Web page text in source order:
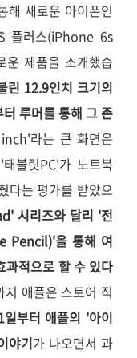
해 새로운 아이폰인
플러스(iPhone 6s
제품을 소개했습
린 12.9인치 크기의
루머를 통해 그 존
라는 큰 화면은
블릿PC'가 노트북
다는 평가를 받았으
시리즈와 달리 '전
Pencil)'을 통해 여
과적으로 할 수 있다
애플은 스토어 직
부터 애플의 '아이
야기가 나오면서 과